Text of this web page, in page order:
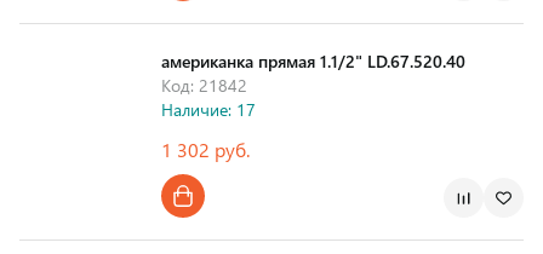
американка прямая 1.1/2" LD.67.520.40
Код: 21842
Наличие: 17
1 302 руб.